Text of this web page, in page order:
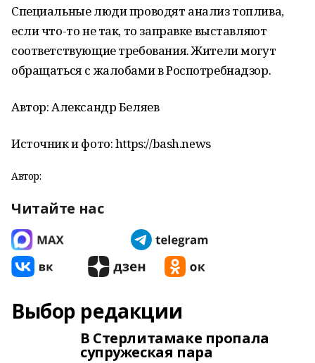
Специальные люди проводят анализ топлива,
если что-то не так, то заправке выставляют
соответствующие требования. Жители могут
обращаться с жалобами в Роспотребнадзор.
Автор: Александр Беляев
Источник и фото: https://bash.news
Автор:
Читайте нас
Выбор редакции
В Стерлитамаке пропала
супружеская пара